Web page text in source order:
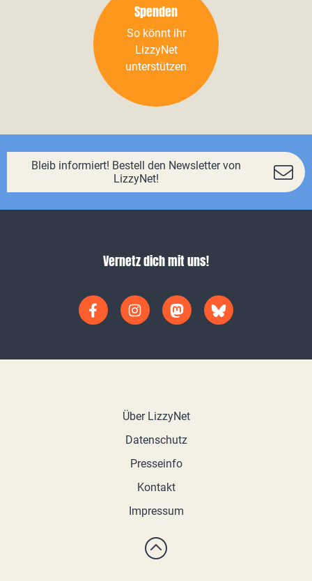
Spenden
So könnt ihr
LizzyNet
unterstützen
Bleib informiert! Bestell den Newsletter von
LizzyNet!
Vernetz dich mit uns!
Über LizzyNet
Datenschutz
Presseinfo
Kontakt
Impressum